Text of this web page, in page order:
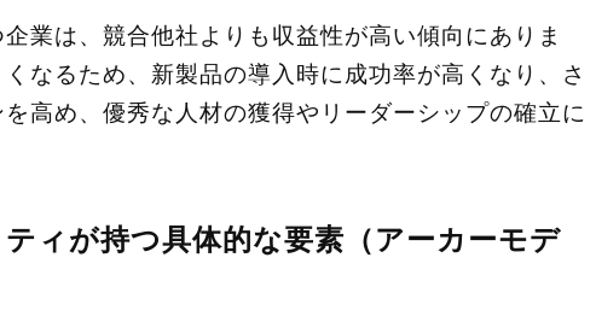
業は、競合他社よりも収益性が高い傾向にありま
なるため、新製品の導入時に成功率が高くなり、さ
高め、優秀な人材の獲得やリーダーシップの確立に
ティが持つ具体的な要素（アーカーモデ